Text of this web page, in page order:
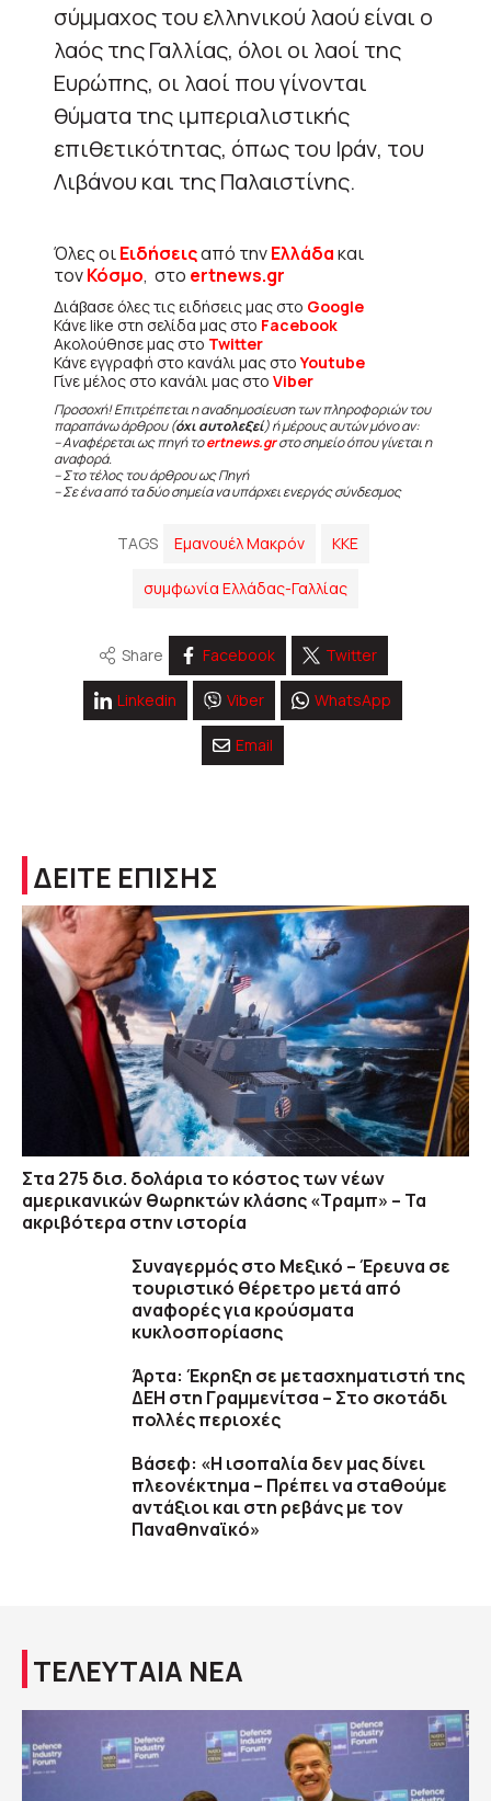
σύμμαχος του ελληνικού λαού είναι ο
λαός της Γαλλίας, όλοι οι λαοί της
Ευρώπης, οι λαοί που γίνονται
θύματα της ιμπεριαλιστικής
επιθετικότητας, όπως του Ιράν, του
Λιβάνου και της Παλαιστίνης.
Όλες οιΕιδήσειςαπό τηνΕλλάδακαι
τονΚόσμο, στο ertnews.gr
Διάβασε όλες τις ειδήσεις μας στο Google
Κάνε like στη σελίδα μας στο Facebook
Ακολούθησε μας στο Twitter
Κάνε εγγραφή στο κανάλι μας στοYoutube
Γίνε μέλος στο κανάλι μας στο Viber
Προσοχή! Επιτρέπεται η αναδημοσίευση των πληροφοριών του
παραπάνω άρθρου (όχι αυτολεξεί) ή μέρους αυτών μόνο αν:
– Αναφέρεται ως πηγή τοertnews.grστο σημείο όπου γίνεται η
αναφορά.
– Στο τέλος του άρθρου ως Πηγή
– Σε ένα από τα δύο σημεία να υπάρχει ενεργός σύνδεσμος
TAGS Εμανουέλ Μακρόν ΚΚΕ
συμφωνία Ελλάδας-Γαλλίας
Share Facebook Twitter
Linkedin Viber WhatsApp
Email
ΔΕΙΤΕ ΕΠΙΣΗΣ
Στα 275 δισ. δολάρια το κόστος των νέων
αμερικανικών θωρηκτών κλάσης «Τραμπ» – Τα
ακριβότερα στην ιστορία
Συναγερμός στο Μεξικό – Έρευνα σε
τουριστικό θέρετρο μετά από
αναφορές για κρούσματα
κυκλοσπορίασης
Άρτα: Έκρηξη σε μετασχηματιστή της
ΔΕΗ στη Γραμμενίτσα – Στο σκοτάδι
πολλές περιοχές
Βάσεφ: «Η ισοπαλία δεν μας δίνει
πλεονέκτημα – Πρέπει να σταθούμε
αντάξιοι και στη ρεβάνς με τον
Παναθηναϊκό»
ΤΕΛΕΥΤΑΙΑ ΝΕΑ